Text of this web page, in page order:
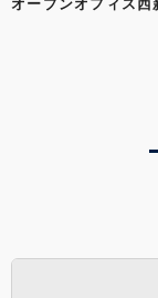
オープンオフィス西